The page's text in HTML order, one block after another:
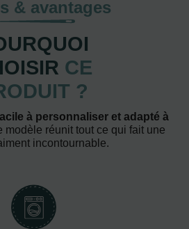
& avantages
CE
?
à personnaliser et adapté à
modèle réunit tout ce qui fait une
incontournable.